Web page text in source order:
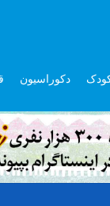
دکوراسیون